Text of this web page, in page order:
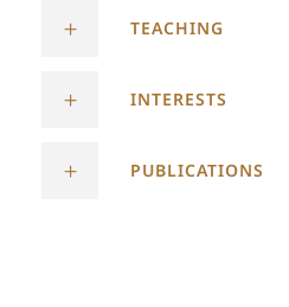
TEACHING
INTERESTS
PUBLICATIONS